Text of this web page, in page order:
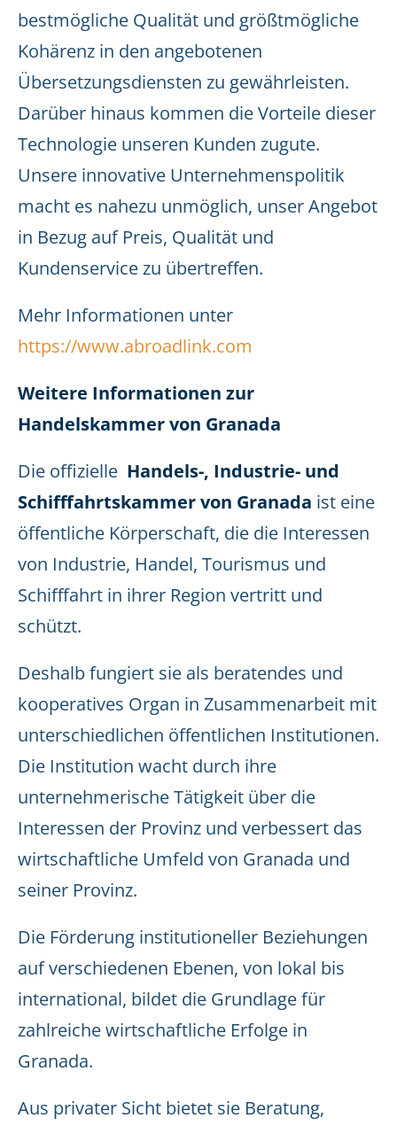
bestmögliche Qualität und größtmögliche
Kohärenz in den angebotenen
Übersetzungsdiensten zu gewährleisten.
Darüber hinaus kommen die Vorteile dieser
Technologie unseren Kunden zugute.
Unsere innovative Unternehmenspolitik
macht es nahezu unmöglich, unser Angebot
in Bezug auf Preis, Qualität und
Kundenservice zu übertreffen.
Mehr Informationen unter
https://www.abroadlink.com
Weitere Informationen zur
Handelskammer von Granada
Die offizielle Handels-, Industrie- und
Schifffahrtskammer von Granada ist eine
öffentliche Körperschaft, die die Interessen
von Industrie, Handel, Tourismus und
Schifffahrt in ihrer Region vertritt und
schützt.
Deshalb fungiert sie als beratendes und
kooperatives Organ in Zusammenarbeit mit
unterschiedlichen öffentlichen Institutionen.
Die Institution wacht durch ihre
unternehmerische Tätigkeit über die
Interessen der Provinz und verbessert das
wirtschaftliche Umfeld von Granada und
seiner Provinz.
Die Förderung institutioneller Beziehungen
auf verschiedenen Ebenen, von lokal bis
international, bildet die Grundlage für
zahlreiche wirtschaftliche Erfolge in
Granada.
Aus privater Sicht bietet sie Beratung,